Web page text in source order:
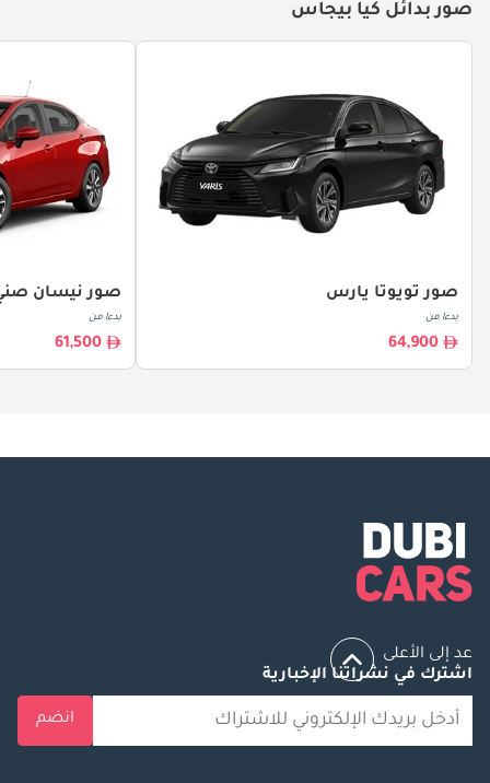
صور بدائل كيا بيجاس
صور تويوتا يارس
بدءا من
64,900
صور نيسان
بدءا من
61,500
عد إلى الأعلى
اشترك في نشراتنا الإخبارية
انضم